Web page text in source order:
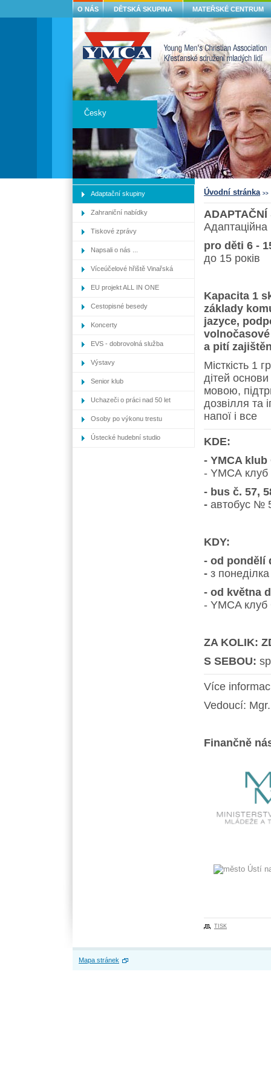
Адаптаційна
pro děti 6 -
до 15 років
Kapacita 1
základy
jazyce,
a pití
Місткість 1
дітей основи
мовою,
дозвілля та
напої і все
KDE:
- YMCA
- YMCA клуб
- bus č. 57,
- автобус №
KDY:
- od pondělí
- з
- od května
- YMCA клуб
ZA KOLIK:
S SEBOU:
Více
Vedoucí:
Finančně
TISK
Česky
O NÁS DĚTSKÁ SKUPINA MATEŘSKÉ CENTRUM
Adaptační skupiny
Zahraniční nabídky
Tiskové zprávy
Napsali o nás ...
Víceúčelové hřiště Vinařská
EU projekt ALL IN ONE
Cestopisné besedy
Koncerty
EVS - dobrovolná služba
Výstavy
Senior klub
Uchazeči o práci nad 50 let
Osoby po výkonu trestu
Ústecké hudební studio
Úvodní stránka >>
Mapa stránek